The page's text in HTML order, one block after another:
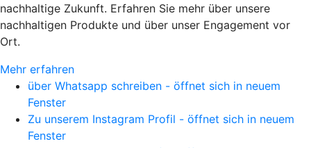
nachhaltige Zukunft. Erfahren Sie mehr über unsere
nachhaltigen Produkte und über unser Engagement vor
Ort.
Mehr erfahren
über Whatsapp schreiben - öffnet sich in neuem
Fenster
Zu unserem Instagram Profil - öffnet sich in neuem
Fenster